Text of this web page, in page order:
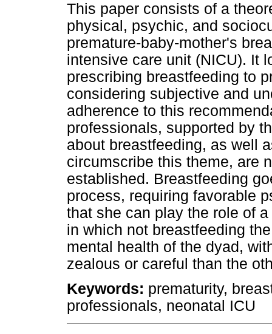
This paper consists of a
physical, psychic, and
premature-baby-mother's
intensive care unit (NICU). It
prescribing breastfeeding to
considering subjective and
adherence to this
professionals, supported by
about breastfeeding, as well
circumscribe this theme, are
established. Breastfeeding
process, requiring favorable
that she can play the role of
in which not breastfeeding
mental health of the dyad,
zealous or careful than the
Keywords: prematurity,
professionals, neonatal ICU